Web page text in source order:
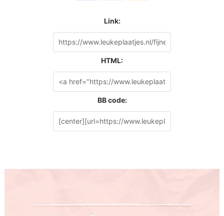
Link:
HTML:
BB code: